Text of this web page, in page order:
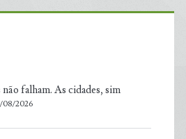
falham. As cidades, sim
08/2026